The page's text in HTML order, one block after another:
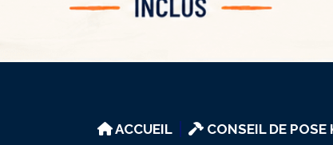
ACCUEIL CONSEIL DE POSE